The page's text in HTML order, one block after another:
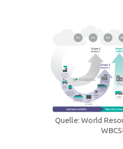
Quelle: World